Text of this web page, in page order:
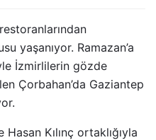
yaşanıyor. Ramazan’a
İzmirlilerin gözde
Çorbahan’da Gaziantep
Kılınç ortaklığıyla